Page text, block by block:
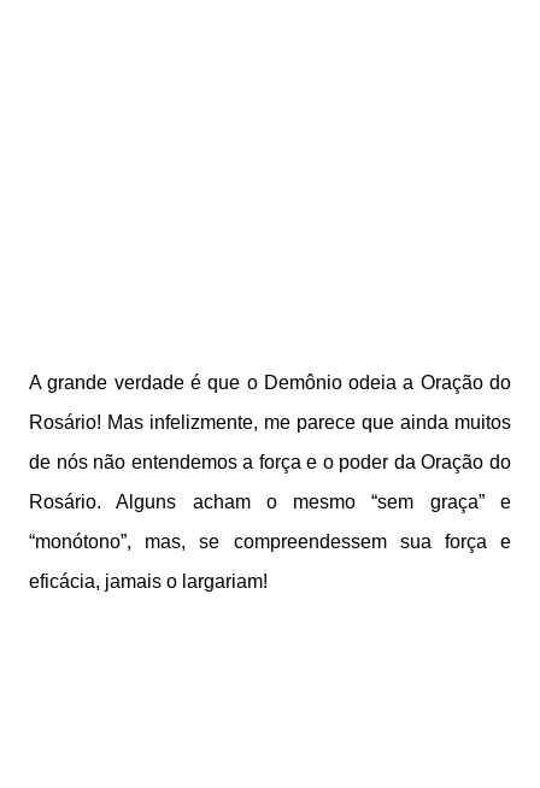
A grande verdade é que o Demônio odeia a Oração do
Rosário! Mas infelizmente, me parece que ainda muitos
de nós não entendemos a força e o poder da Oração do
Rosário. Alguns acham o mesmo “sem graça” e
“monótono”, mas, se compreendessem sua força e
eficácia, jamais o largariam!